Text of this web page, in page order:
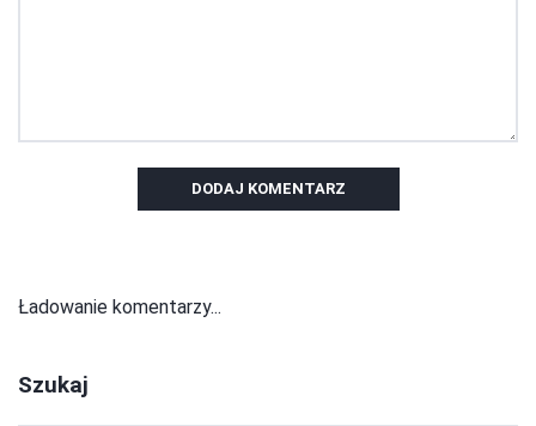
DODAJ KOMENTARZ
Ładowanie komentarzy...
Szukaj